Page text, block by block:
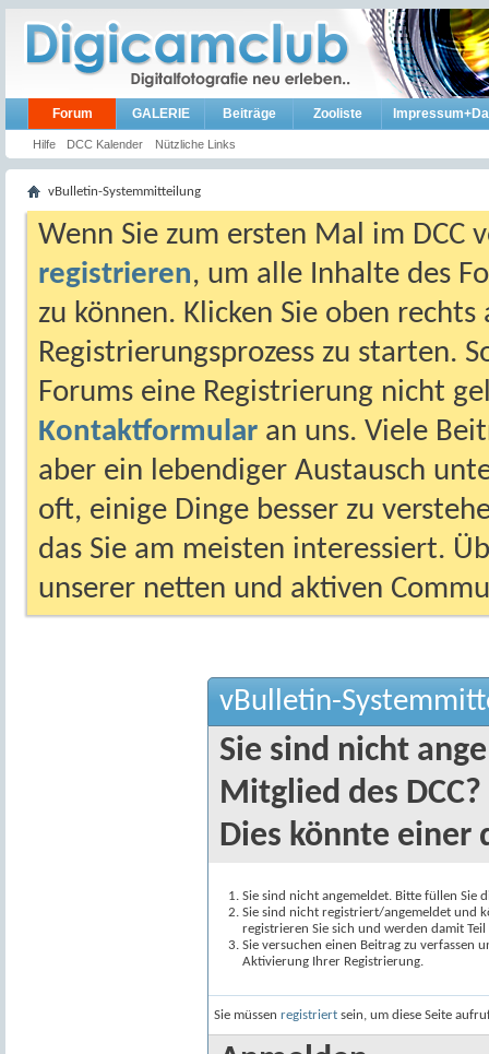
Forum
Hilfe DCC Kalender Nützliche Links
GALERIE Beiträge Zooliste
vBulletin-Systemmitteilung
Wenn Sie zum ersten Mal im DCC
registrieren, um alle Inhalte des
zu können. Klicken Sie oben
Registrierungsprozess zu starten.
Forums eine Registrierung nicht
Kontaktformular an uns. Viele
aber ein lebendiger Austausch
oft, einige Dinge besser zu
das Sie am meisten interessiert.
unserer netten und aktiven
vBulletin-
Sie sind nicht
Mitglied des DCC?
Dies könnte einer
Sie sind nicht angemeldet. Bitte füllen Sie
Sie sind nicht registriert/angemeldet und
registrieren Sie sich und werden damit
Sie versuchen einen Beitrag zu verfassen
Aktivierung Ihrer Registrierung.
Sie müssen registriert sein, um diese Seite